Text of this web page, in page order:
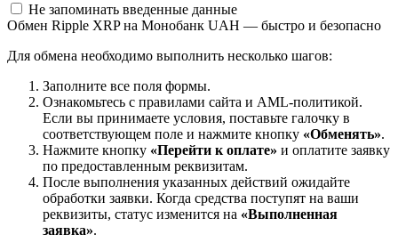
Не запоминать введенные данные
Обмен Ripple XRP на Монобанк UAH — быстро и безопасно
Для обмена необходимо выполнить несколько шагов:
Заполните все поля формы.
Ознакомьтесь с правилами сайта и AML-политикой.
Если вы принимаете условия, поставьте галочку в
соответствующем поле и нажмите кнопку «Обменять».
Нажмите кнопку «Перейти к оплате» и оплатите заявку
по предоставленным реквизитам.
После выполнения указанных действий ожидайте
обработки заявки. Когда средства поступят на ваши
реквизиты, статус изменится на «Выполненная
заявка».